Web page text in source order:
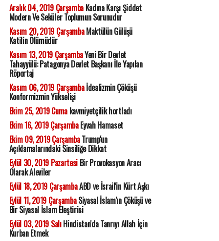
Aralık 04, 2019 ÇarşambaKadına Karşı Şiddet
Modern Ve Seküler Toplumun Sorunudur
Kasım 20, 2019 ÇarşambaMaktülün Gülüşü
Katilin Ölümüdür
Kasım 13, 2019 ÇarşambaYeni Bir Devlet
Tahayyülü: Patagonya Devlet Başkanı İle Yapılan
Röportaj
Kasım 06, 2019 Çarşambaİdealizmin Çöküşü
Konformizmin Yükselişi
Ekim 25, 2019 Cumakavmiyetçilik hortladı
Ekim 16, 2019 ÇarşambaEyvah Hamaset
Ekim 09, 2019 ÇarşambaTrump'un
Açıklamalarındaki Sinsiliğe Dikkat
Eylül 30, 2019 PazartesiBir Provokasyon Aracı
Olarak Aleviler
Eylül 18, 2019 ÇarşambaABD ve İsrail'in Kürt Aşkı
Eylül 11, 2019 ÇarşambaSiyasal İslam'ın Çöküşü ve
Bir Siyasal İslam Eleştirisi
Eylül 03, 2019 SalıHindistan'da Tanrıyı Allah İçin
Kurban Etmek